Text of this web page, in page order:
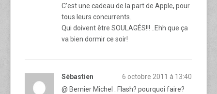
C’est une cadeau de la part de Apple, pour
tous leurs concurrents..
Qui doivent être SOULAGÉS!!! ..Ehh que ça
va bien dormir ce soir!
Sébastien
6 octobre 2011 à 13:40
@ Bernier Michel : Flash? pourquoi faire?